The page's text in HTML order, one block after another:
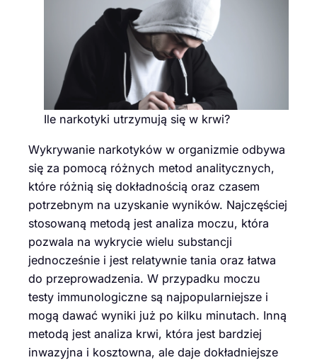
Ile narkotyki utrzymują się w krwi?
Wykrywanie narkotyków w organizmie odbywa
się za pomocą różnych metod analitycznych,
które różnią się dokładnością oraz czasem
potrzebnym na uzyskanie wyników. Najczęściej
stosowaną metodą jest analiza moczu, która
pozwala na wykrycie wielu substancji
jednocześnie i jest relatywnie tania oraz łatwa
do przeprowadzenia. W przypadku moczu
testy immunologiczne są najpopularniejsze i
mogą dawać wyniki już po kilku minutach. Inną
metodą jest analiza krwi, która jest bardziej
inwazyjna i kosztowna, ale daje dokładniejsze